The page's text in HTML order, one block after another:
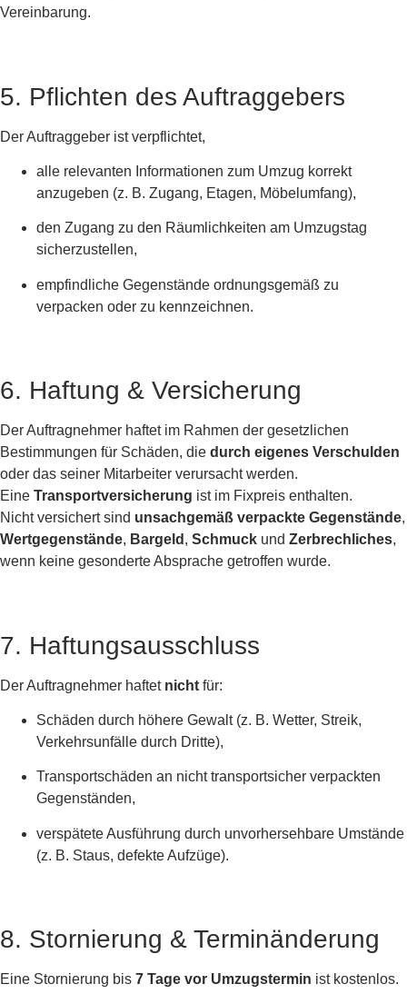
Vereinbarung.
5. Pflichten des Auftraggebers
Der Auftraggeber ist verpflichtet,
alle relevanten Informationen zum Umzug korrekt
anzugeben (z. B. Zugang, Etagen, Möbelumfang),
den Zugang zu den Räumlichkeiten am Umzugstag
sicherzustellen,
empfindliche Gegenstände ordnungsgemäß zu
verpacken oder zu kennzeichnen.
6. Haftung & Versicherung
Der Auftragnehmer haftet im Rahmen der gesetzlichen
Bestimmungen für Schäden, die durch eigenes Verschulden
oder das seiner Mitarbeiter verursacht werden.
Eine Transportversicherung ist im Fixpreis enthalten.
Nicht versichert sind unsachgemäß verpackte Gegenstände,
Wertgegenstände, Bargeld , Schmuck und Zerbrechliches,
wenn keine gesonderte Absprache getroffen wurde.
7. Haftungsausschluss
Der Auftragnehmer haftet nicht für:
Schäden durch höhere Gewalt (z. B. Wetter, Streik,
Verkehrsunfälle durch Dritte),
Transportschäden an nicht transportsicher verpackten
Gegenständen,
verspätete Ausführung durch unvorhersehbare Umstände
(z. B. Staus, defekte Aufzüge).
8. Stornierung & Terminänderung
Eine Stornierung bis 7 Tage vor Umzugstermin ist kostenlos.